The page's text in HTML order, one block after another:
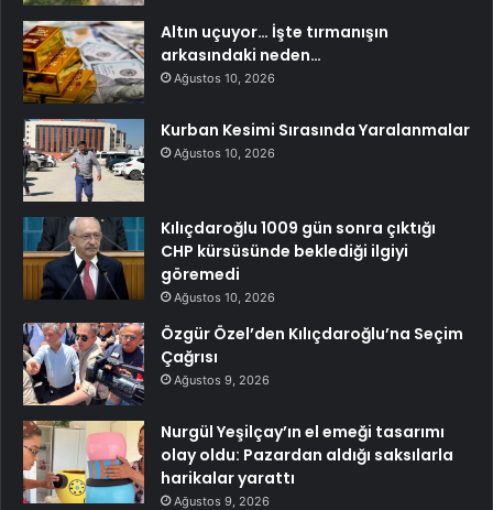
Altın uçuyor… İşte tırmanışın
arkasındaki neden…
Ağustos 10, 2026
Kurban Kesimi Sırasında Yaralanmalar
Ağustos 10, 2026
Kılıçdaroğlu 1009 gün sonra çıktığı
CHP kürsüsünde beklediği ilgiyi
göremedi
Ağustos 10, 2026
Özgür Özel’den Kılıçdaroğlu’na Seçim
Çağrısı
Ağustos 9, 2026
Nurgül Yeşilçay’ın el emeği tasarımı
olay oldu: Pazardan aldığı saksılarla
harikalar yarattı
Ağustos 9, 2026